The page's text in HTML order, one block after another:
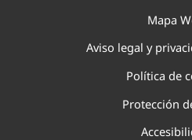
Mapa
Aviso legal y
Política de
Protección